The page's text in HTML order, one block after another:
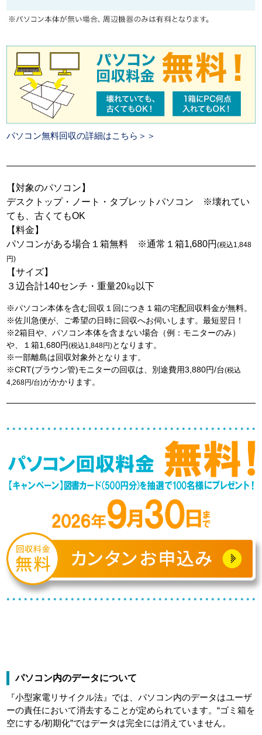
パソコン無料回収の詳細はこちら＞＞
【対象のパソコン】
デスクトップ・ノート・タブレットパソコン ※壊れてい
ても、古くてもOK
【料金】
パソコンがある場合１箱無料 ※通常１箱1,680円(税込1,848
円)
【サイズ】
３辺合計140センチ・重量20㎏以下
※パソコン本体を含む回収１回につき１箱の宅配回収料金が無料。
※佐川急便が、ご希望の日時に回収へお伺いします。最短翌日！
※2箱目や、パソコン本体を含まない場合（例：モニターのみ）
や、１箱1,680円(税込1,848円)となります。
※一部離島は回収対象外となります。
※CRT(ブラウン管)モニターの回収は、別途費用3,880円/台(税込
4,268円/台)がかかります。
パソコン内のデータについて
『小型家電リサイクル法』では、パソコン内のデータはユーザ
ーの責任において消去することが定められています。“ゴミ箱を
空にする/初期化”ではデータは完全には消えていません。